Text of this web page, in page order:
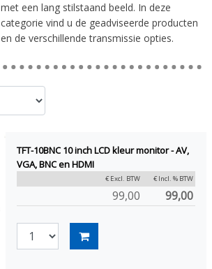
met een lang stilstaand beeld. In deze
categorie vind u de geadviseerde producten
en de verschillende transmissie opties.
TFT-10BNC 10 inch LCD kleur monitor - AV,
VGA, BNC en HDMI
€ Excl. BTW € Incl. % BTW
99,00 99,00